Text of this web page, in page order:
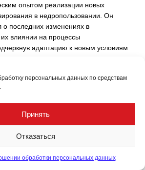
персональных данных по средствам
Принять
Отказаться
обработки персональных данных
опытом реализации новых
в недропользовании. Он
о последних изменениях в
их влиянии на процессы
адаптацию к новым условиям
минеральными ресурсами.
правового регулирования
году представил Роман Олегович
как он осветил ключевые изменения в
о стратегиях адаптации к